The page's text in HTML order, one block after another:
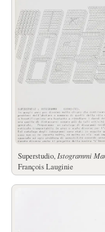
Superstudio, Istogrammi
François Lauginie